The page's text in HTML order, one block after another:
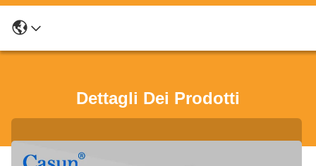
Dettagli Dei Prodotti